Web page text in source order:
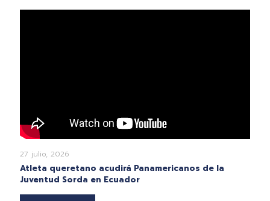
27 julio, 2026
Atleta queretano acudirá Panamericanos de la
Juventud Sorda en Ecuador